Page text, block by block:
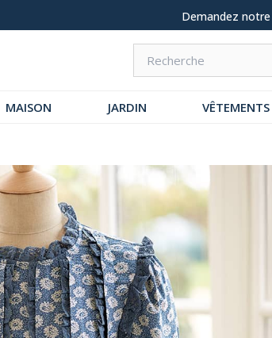
Livraison à
MAISON JARDIN VÊTEMENTS